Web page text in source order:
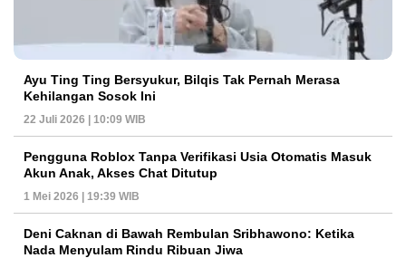
Ayu Ting Ting Bersyukur, Bilqis Tak Pernah Merasa
Kehilangan Sosok Ini
22 Juli 2026 | 10:09 WIB
Pengguna Roblox Tanpa Verifikasi Usia Otomatis Masuk
Akun Anak, Akses Chat Ditutup
1 Mei 2026 | 19:39 WIB
Deni Caknan di Bawah Rembulan Sribhawono: Ketika
Nada Menyulam Rindu Ribuan Jiwa